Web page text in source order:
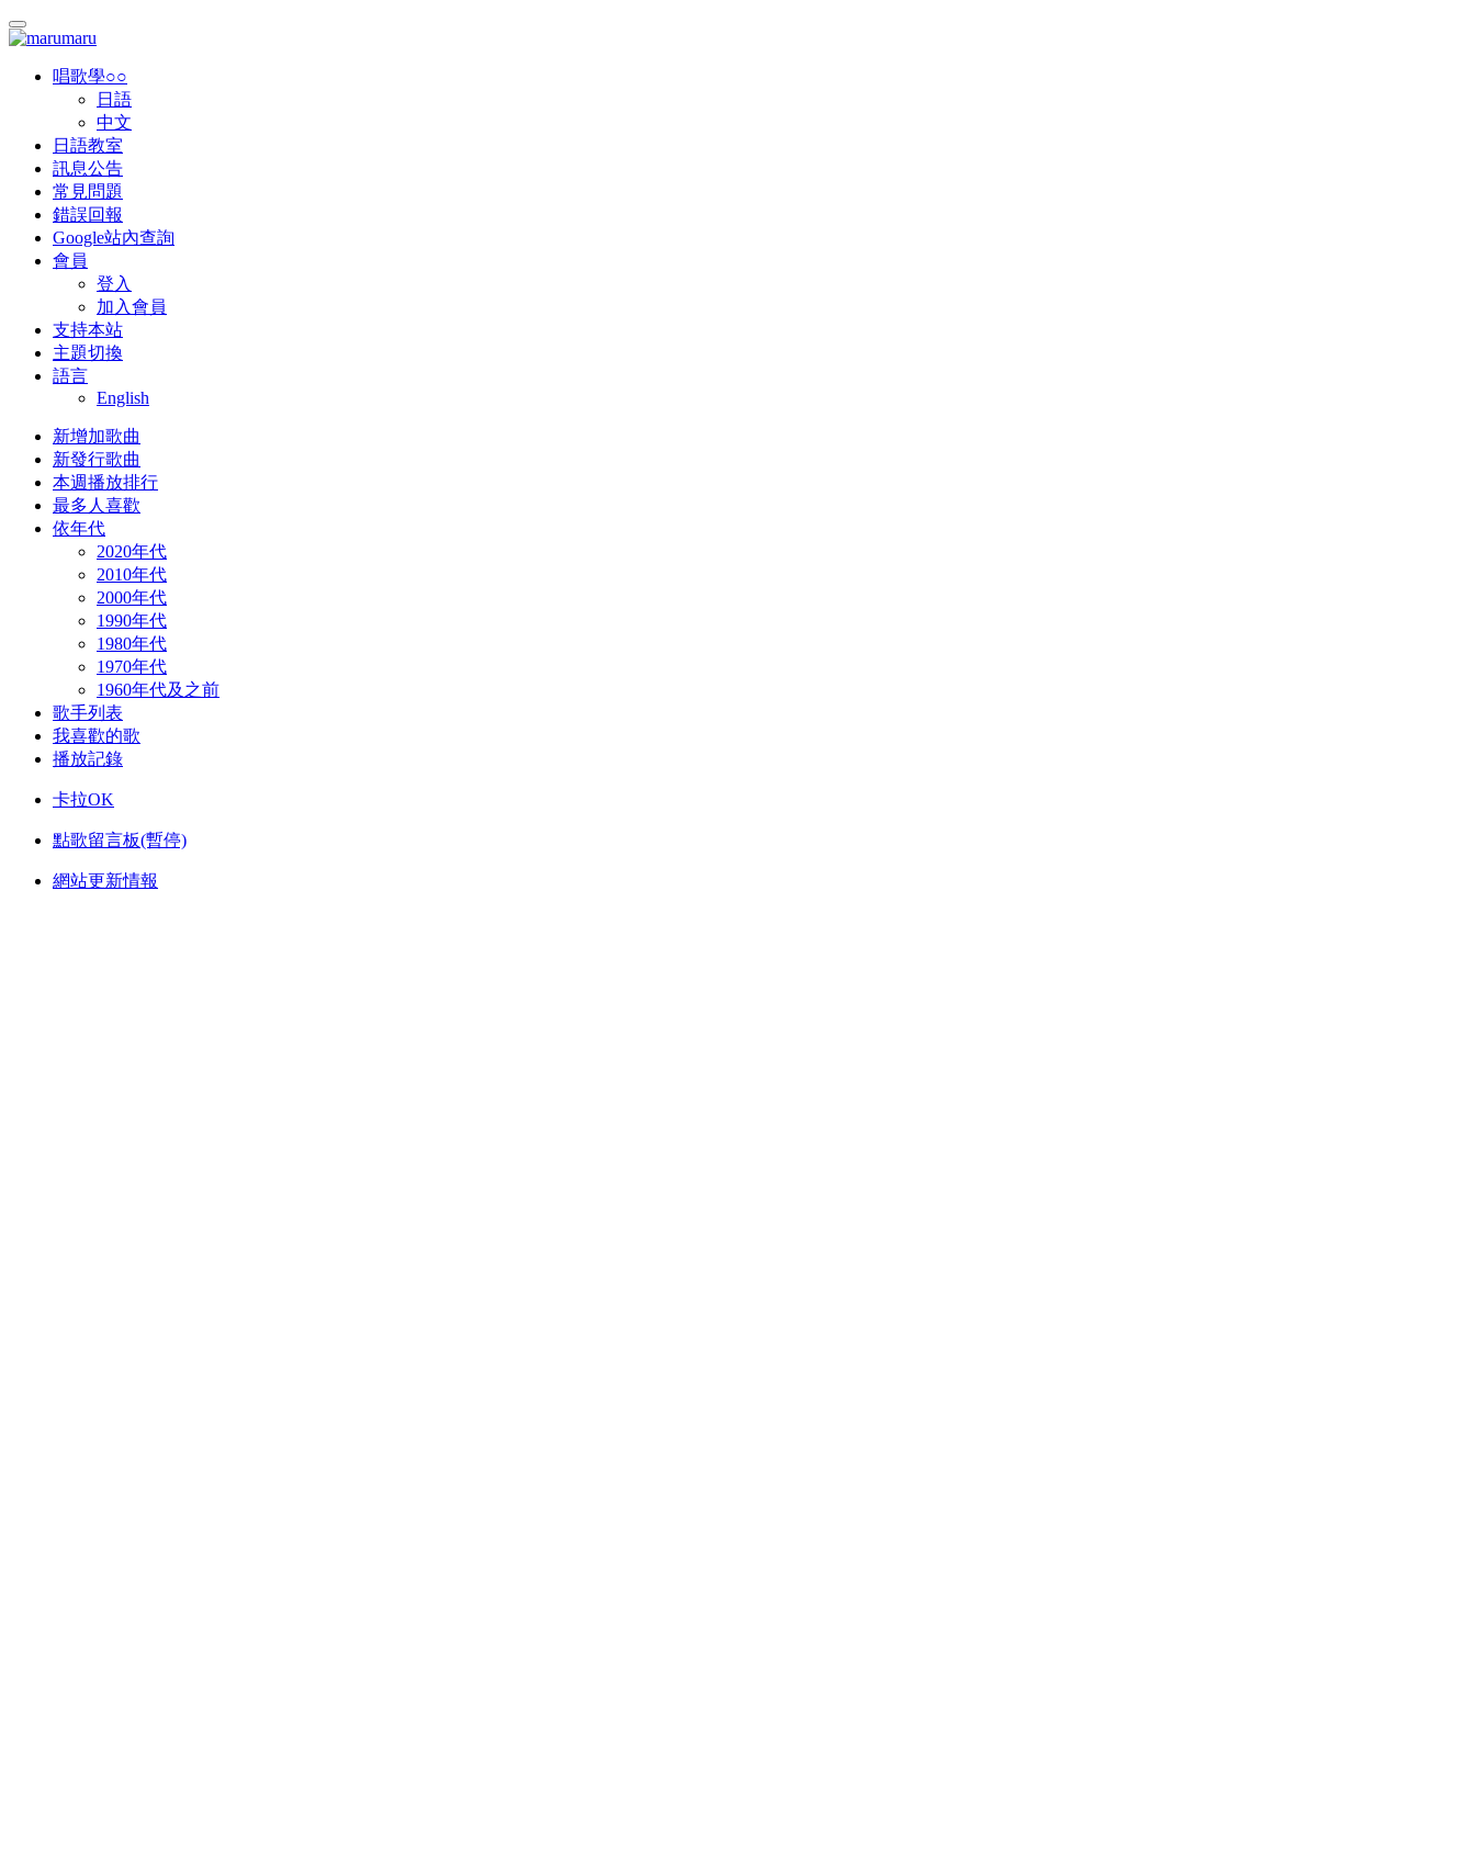
唱歌學○○
日語
中文
日語教室
訊息公告
常見問題
錯誤回報
Google站內查詢
會員
登入
加入會員
支持本站
主題切換
語言
English
新增加歌曲
新發行歌曲
本週播放排行
最多人喜歡
依年代
2020年代
2010年代
2000年代
1990年代
1980年代
1970年代
1960年代及之前
歌手列表
我喜歡的歌
播放記錄
卡拉OK
點歌留言板(暫停)
網站更新情報